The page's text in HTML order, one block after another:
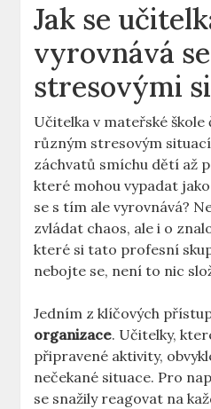
Jak se
vyrovnává ​se
stresovými
Učitelka v mateřské⁢ škole
různým stresovým
záchvatů smíchu dětí až
které mohou vypadat
se s tím ale vyrovnává?
⁤zvládat⁢ chaos, ale i o
které si tato profesní
nebojte se, ‍není to ⁢nic
Jedním z klíčových
organizace. Učitelky,
připravené aktivity,
nečekané ‍situace. Pro
se snažily reagovat na